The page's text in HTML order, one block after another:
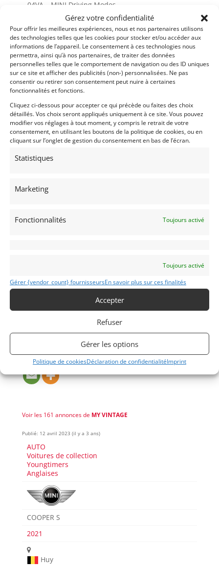
Gérez votre confidentialité
Pour offrir les meilleures expériences, nous et nos partenaires utilisons
des technologies telles que les cookies pour stocker et/ou accéder aux
informations de l’appareil. Le consentement à ces technologies nous
permettra, ainsi qu’à nos partenaires, de traiter des données
personnelles telles que le comportement de navigation ou des ID uniques
sur ce site et afficher des publicités (non-) personnalisées. Ne pas
consentir ou retirer son consentement peut nuire à certaines
fonctionnalités et fonctions.
Cliquez ci-dessous pour accepter ce qui précède ou faites des choix
détaillés. Vos choix seront appliqués uniquement à ce site. Vous pouvez
modifier vos réglages à tout moment, y compris le retrait de votre
consentement, en utilisant les boutons de la politique de cookies, ou en
cliquant sur l’onglet de gestion du consentement en bas de l’écran.
Statistiques
Marketing
Fonctionnalités Toujours activé
Toujours activé
Gérer {vendor_count} fournisseursEn savoir plus sur ces finalités
Accepter
Refuser
Gérer les options
Politique de cookiesDéclaration de confidentialitéImprint
– 04VA – MINI Driving Modes
– 0507 – Système d’aide au stationnement arrière
(PDC)
– 0521 – Détecteur de pluie
– 0534 – Climatiseur automatique
– 0544 – Régulateur de vitesse à fonction freinage
– 0550 – Ordinateur de bord
– 0563 – Kit éclairage
– 05A4 – Projecteurs LED à fonctionnalités étendues
– 05AA – Feu antibrouillard arriere
– 05GE – Flexible Carsharing
– 0654 – DAB+
– 06AK – Téléservices
– 06NT – MINI Connected XL
– 0785 – Clignotants blancs
– 07KM – Pack intérieur John Cooper Works
– 07KQ – John Cooper Works trim
– Plus de photos sur notre site www.myvintage.be
Demandez une expertise de ce modèle
Partager cette annonce
Voir les 161 annonces de MY VINTAGE
Publié: 12 avril 2023 (il y a 3 ans)
AUTO
Voitures de collection
Youngtimers
Anglaises
COOPER S
2021
Huy